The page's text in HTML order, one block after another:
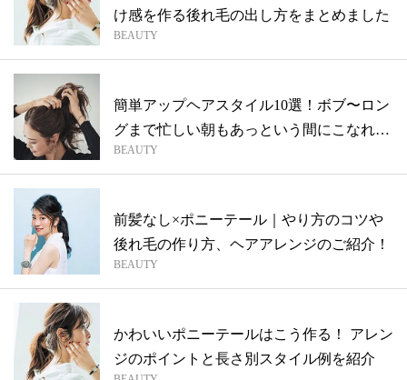
け感を作る後れ毛の出し方をまとめました
BEAUTY
簡単アップヘアスタイル10選！ボブ〜ロン
グまで忙しい朝もあっという間にこなれヘ
ア
BEAUTY
前髪なし×ポニーテール｜やり方のコツや
後れ毛の作り方、ヘアアレンジのご紹介！
BEAUTY
かわいいポニーテールはこう作る！ アレン
ジのポイントと長さ別スタイル例を紹介